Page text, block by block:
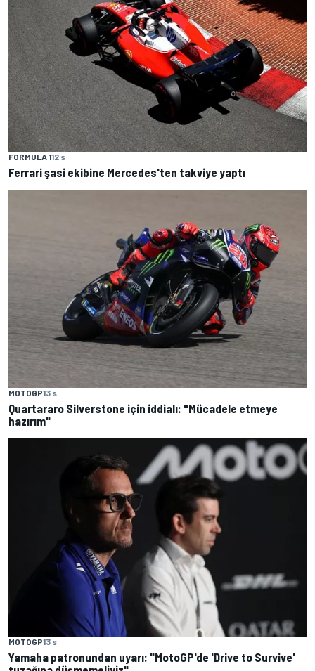
FORMULA 112 s
Ferrari şasi ekibine Mercedes'ten takviye yaptı
MOTOGP13 s
Quartararo Silverstone için iddialı: "Mücadele etmeye
hazırım"
MOTOGP13 s
Yamaha patronundan uyarı: "MotoGP'de 'Drive to Survive'